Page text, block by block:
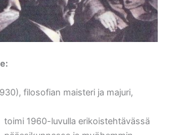
filosofian maisteri ja majuri,
toimi 1960-luvulla erikoistehtävässä